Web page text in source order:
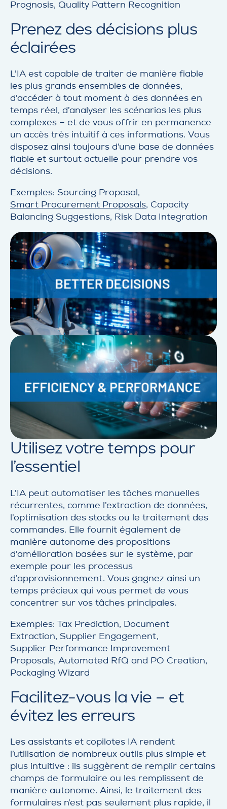
Prognosis, Quality Pattern Recognition
Prenez des décisions plus
éclairées
L’IA est capable de traiter de manière fiable
les plus grands ensembles de données,
d’accéder à tout moment à des données en
temps réel, d’analyser les scénarios les plus
complexes – et de vous offrir en permanence
un accès très intuitif à ces informations. Vous
disposez ainsi toujours d’une base de données
fiable et surtout actuelle pour prendre vos
décisions.
Exemples: Sourcing Proposal,
Smart Procurement Proposals, Capacity
Balancing Suggestions, Risk Data Integration
Utilisez votre temps pour
l’essentiel
L’IA peut automatiser les tâches manuelles
récurrentes, comme l’extraction de données,
l’optimisation des stocks ou le traitement des
commandes. Elle fournit également de
manière autonome des propositions
d’amélioration basées sur le système, par
exemple pour les processus
d’approvisionnement. Vous gagnez ainsi un
temps précieux qui vous permet de vous
concentrer sur vos tâches principales.
Exemples: Tax Prediction, Document
Extraction, Supplier Engagement,
Supplier Performance Improvement
Proposals, Automated RfQ and PO Creation,
Packaging Wizard
Facilitez-vous la vie – et
évitez les erreurs
Les assistants et copilotes IA rendent
l’utilisation de nombreux outils plus simple et
plus intuitive : ils suggèrent de remplir certains
champs de formulaire ou les remplissent de
manière autonome. Ainsi, le traitement des
formulaires n’est pas seulement plus rapide, il